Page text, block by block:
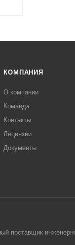
КОМПАНИЯ
О компании
Команда
Контакты
Лицензии
Документы
поставщик